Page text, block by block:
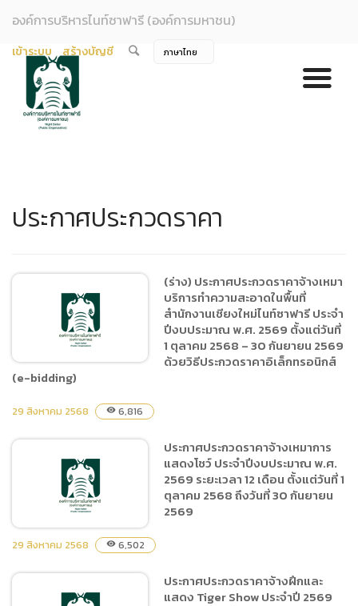
องค์การบริหารไนท์ซาฟารี (องค์การมหาชน)
เข้าระบบ สร้างบัญชี
ประกาศประกวดราคา
(ร่าง) ประกาศประกวดราคา
จ้างเหมาบริการทำความ
สะอาดในพื้นที่สำนักงานเชียง
ใหม่ไนท์ซาฟารี ประจำ
ปีงบประมาณ พ.ศ. 2569
ตั้งแต่วันที่ 1 ตุลาคม 2568 –
30 กันยายน 2569 ด้วยวิธี
ประกวดราคาอิเล็กทรอนิกส์
(ร่าง) ประกาศประกวดราคาจ้างเหมา
บริการทำความสะอาดในพื้นที่
สำนักงานเชียงใหม่ไนท์ซาฟารี ประจำ
ปีงบประมาณ พ.ศ. 2569 ตั้งแต่วันที่
1 ตุลาคม 2568 – 30 กันยายน 2569
ด้วยวิธีประกวดราคาอิเล็กทรอนิกส์
(e-bidding)
29 สิงหาคม 2568 visibility 6,816
ประกาศประกวดราคาจ้างเหมาการ
แสดงโชว์ ประจำปีงบประมาณ พ.ศ.
2569 ระยะเวลา 12 เดือน ตั้งแต่วันที่ 1
ตุลาคม 2568 ถึงวันที่ 30 กันยายน
2569
29 สิงหาคม 2568 visibility 6,502
ประกาศประกวดราคาจ้างฝึกและ
แสดง Tiger Show ประจำปี 2569